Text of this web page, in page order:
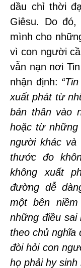
dầu chỉ thời
Giêsu. Do
mình cho
vì con người
vẫn nạn nơi
nhận định:
xuất phát từ
bản thân vào
hoặc từ
người khác và
thước đo
không xuất
đường dễ
một bên
những điều sai
theo chủ nghĩa
đòi hỏi con
họ phải hy sinh